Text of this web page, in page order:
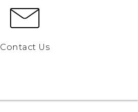
Contact Us